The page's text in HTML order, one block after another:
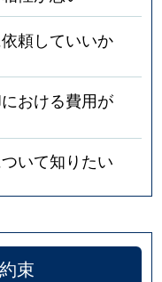
頼していいか
おける費用が
いて知りたい
束